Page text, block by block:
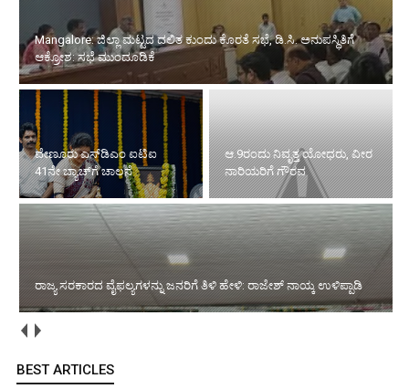
Mangalore: ಜಿಲ್ಲಾ ಮಟ್ಟದ ದಲಿತ ಕುಂದು ಕೊರತೆ ಸಭೆ, ಡಿ.ಸಿ. ಅನುಪಸ್ಥಿತಿಗೆ
ಆಕ್ರೋಶ: ಸಭೆ ಮುಂದೂಡಿಕೆ
ವೇಣೂರು ಎಸ್‌ಡಿಎಂ ಐಟಿಐ
41ನೇ ಬ್ಯಾಚ್‌ಗೆ ಚಾಲನೆ
ಆ.9ರಂದು ನಿವೃತ್ತ ಯೋಧರು, ವೀರ
ನಾರಿಯರಿಗೆ ಗೌರವ
ರಾಜ್ಯ ಸರಕಾರದ ವೈಫಲ್ಯಗಳನ್ನು ಜನರಿಗೆ ತಿಳಿ ಹೇಳಿ: ರಾಜೇಶ್ ನಾಯ್ಕ ಉಳಿಪ್ಪಾಡಿ
BEST ARTICLES